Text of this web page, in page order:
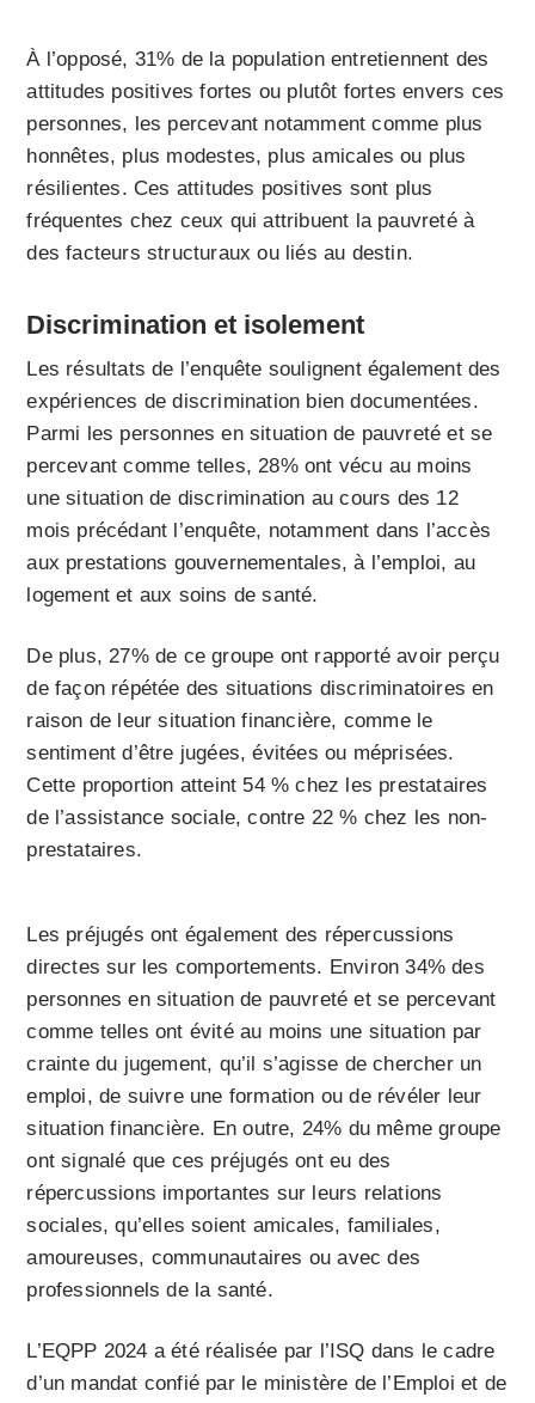
À l’opposé, 31% de la population entretiennent des
attitudes positives fortes ou plutôt fortes envers ces
personnes, les percevant notamment comme plus
honnêtes, plus modestes, plus amicales ou plus
résilientes. Ces attitudes positives sont plus
fréquentes chez ceux qui attribuent la pauvreté à
des facteurs structuraux ou liés au destin.
Discrimination et isolement
Les résultats de l’enquête soulignent également des
expériences de discrimination bien documentées.
Parmi les personnes en situation de pauvreté et se
percevant comme telles, 28% ont vécu au moins
une situation de discrimination au cours des 12
mois précédant l’enquête, notamment dans l’accès
aux prestations gouvernementales, à l’emploi, au
logement et aux soins de santé.
De plus, 27% de ce groupe ont rapporté avoir perçu
de façon répétée des situations discriminatoires en
raison de leur situation financière, comme le
sentiment d’être jugées, évitées ou méprisées.
Cette proportion atteint 54 % chez les prestataires
de l’assistance sociale, contre 22 % chez les non-
prestataires.
Les préjugés ont également des répercussions
directes sur les comportements. Environ 34% des
personnes en situation de pauvreté et se percevant
comme telles ont évité au moins une situation par
crainte du jugement, qu’il s’agisse de chercher un
emploi, de suivre une formation ou de révéler leur
situation financière. En outre, 24% du même groupe
ont signalé que ces préjugés ont eu des
répercussions importantes sur leurs relations
sociales, qu’elles soient amicales, familiales,
amoureuses, communautaires ou avec des
professionnels de la santé.
L’EQPP 2024 a été réalisée par l’ISQ dans le cadre
d’un mandat confié par le ministère de l’Emploi et de